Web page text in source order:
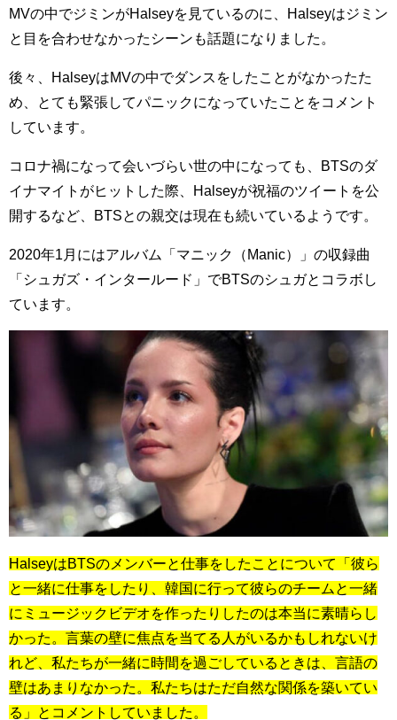
MVの中でジミンがHalseyを見ているのに、Halseyはジミン
と目を合わせなかったシーンも話題になりました。
後々、HalseyはMVの中でダンスをしたことがなかったた
め、とても緊張してパニックになっていたことをコメント
しています。
コロナ禍になって会いづらい世の中になっても、BTSのダ
イナマイトがヒットした際、Halseyが祝福のツイートを公
開するなど、BTSとの親交は現在も続いているようです。
2020年1月にはアルバム「マニック（Manic）」の収録曲
「シュガズ・インタールード」でBTSのシュガとコラボし
ています。
HalseyはBTSのメンバーと仕事をしたことについて「彼ら
と一緒に仕事をしたり、韓国に行って彼らのチームと一緒
にミュージックビデオを作ったりしたのは本当に素晴らし
かった。言葉の壁に焦点を当てる人がいるかもしれないけ
れど、私たちが一緒に時間を過ごしているときは、言語の
壁はあまりなかった。私たちはただ自然な関係を築いてい
る」とコメントしていました。